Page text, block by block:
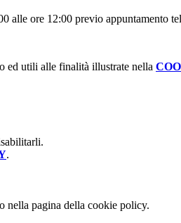
alle ore 12:00 previo appuntamento
ed utili alle finalità illustrate nella
.
nella pagina della cookie policy.